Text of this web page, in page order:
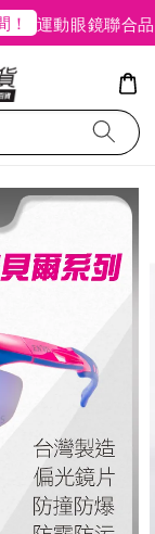
運動眼鏡聯合品牌